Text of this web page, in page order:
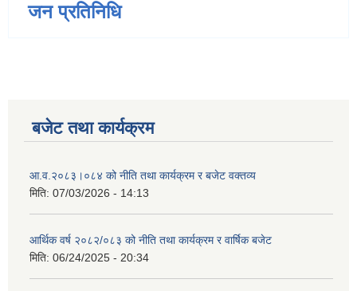
जन प्रतिनिधि
बजेट तथा कार्यक्रम
आ.व.२०८३।०८४ को नीति तथा कार्यक्रम र बजेट वक्तव्य
मिति: 07/03/2026 - 14:13
आर्थिक वर्ष २०८२/०८३ को नीति तथा कार्यक्रम र वार्षिक बजेट
मिति: 06/24/2025 - 20:34